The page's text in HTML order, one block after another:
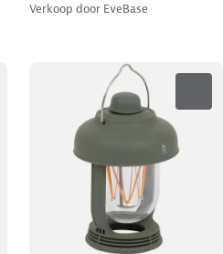
Verkoop door EveBase